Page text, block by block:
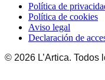
Política de
Política de cookies
Aviso legal
Declaración de
© 2026 L’Artica. Todos